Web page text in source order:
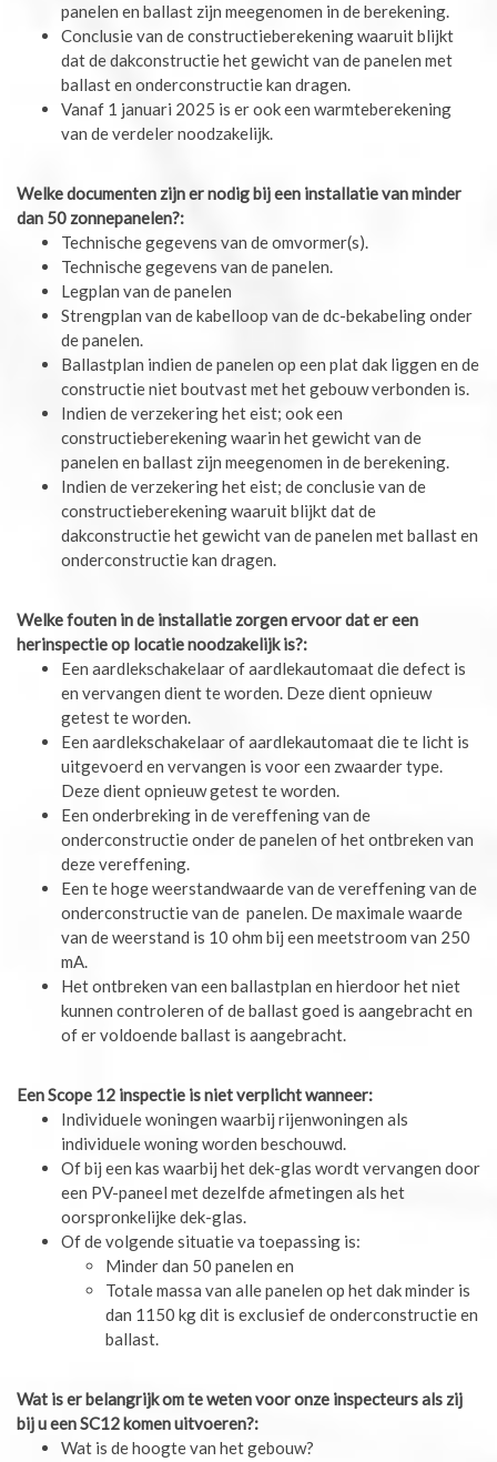
panelen en ballast zijn meegenomen in de berekening.
Conclusie van de constructieberekening waaruit blijkt
dat de dakconstructie het gewicht van de panelen met
ballast en onderconstructie kan dragen.
Vanaf 1 januari 2025 is er ook een warmteberekening
van de verdeler noodzakelijk.
Welke documenten zijn er nodig bij een installatie van minder
dan 50 zonnepanelen?:
Technische gegevens van de omvormer(s).
Technische gegevens van de panelen.
Legplan van de panelen
Strengplan van de kabelloop van de dc-bekabeling onder
de panelen.
Ballastplan indien de panelen op een plat dak liggen en de
constructie niet boutvast met het gebouw verbonden is.
Indien de verzekering het eist; ook een
constructieberekening waarin het gewicht van de
panelen en ballast zijn meegenomen in de berekening.
Indien de verzekering het eist; de conclusie van de
constructieberekening waaruit blijkt dat de
dakconstructie het gewicht van de panelen met ballast en
onderconstructie kan dragen.
Welke fouten in de installatie zorgen ervoor dat er een
herinspectie op locatie noodzakelijk is?:
Een aardlekschakelaar of aardlekautomaat die defect is
en vervangen dient te worden. Deze dient opnieuw
getest te worden.
Een aardlekschakelaar of aardlekautomaat die te licht is
uitgevoerd en vervangen is voor een zwaarder type.
Deze dient opnieuw getest te worden.
Een onderbreking in de vereffening van de
onderconstructie onder de panelen of het ontbreken van
deze vereffening.
Een te hoge weerstandwaarde van de vereffening van de
onderconstructie van de panelen. De maximale waarde
van de weerstand is 10 ohm bij een meetstroom van 250
mA.
Het ontbreken van een ballastplan en hierdoor het niet
kunnen controleren of de ballast goed is aangebracht en
of er voldoende ballast is aangebracht.
Een Scope 12 inspectie is niet verplicht wanneer:
Individuele woningen waarbij rijenwoningen als
individuele woning worden beschouwd.
Of bij een kas waarbij het dek-glas wordt vervangen door
een PV-paneel met dezelfde afmetingen als het
oorspronkelijke dek-glas.
Of de volgende situatie va toepassing is:
Minder dan 50 panelen en
Totale massa van alle panelen op het dak minder is
dan 1150 kg dit is exclusief de onderconstructie en
ballast.
Wat is er belangrijk om te weten voor onze inspecteurs als zij
bij u een SC12 komen uitvoeren?:
Wat is de hoogte van het gebouw?